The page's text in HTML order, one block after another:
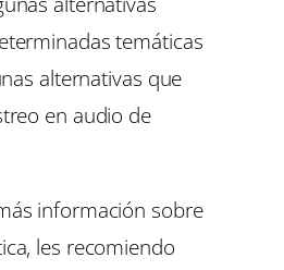
temáticas
alternativas que
en audio de
información sobre
les recomiendo